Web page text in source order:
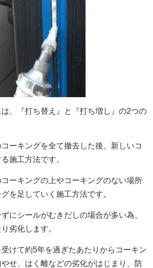
、『打ち替え』と『打ち増し』の2つの
コーキングを全て撤去した後、新しいコ
施工方法です。
コーキングの上やコーキングのない場所
を足していく施工方法です。
にシールがむきだしの場合が多い為、
劣化します。
けて約5年を過ぎたあたりからコーキン
せ、はく離などの劣化がはじまり、
防